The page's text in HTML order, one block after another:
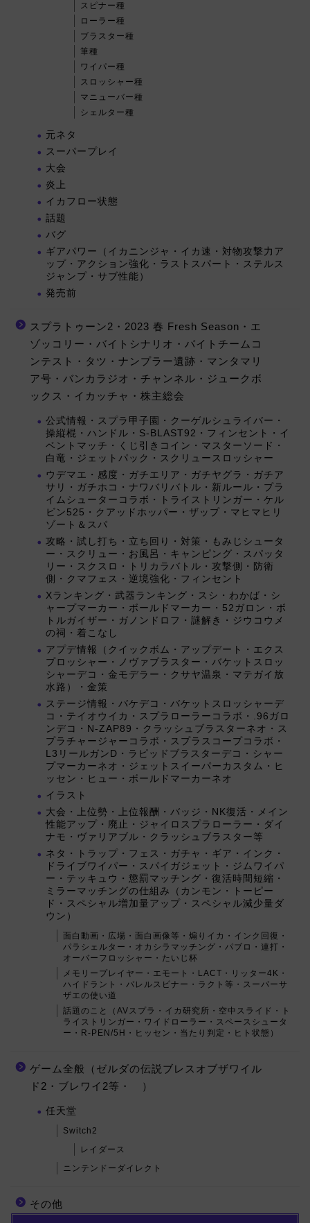
スピナー種
ローラー種
ブラスター種
筆種
ワイパー種
スロッシャー種
マニューバー種
シェルター種
元ネタ
スーパープレイ
大会
炎上
イカフロー状態
話題
バグ
ギアパワー（イカニンジャ・イカ速・対物攻撃力ア
ップ・アクション強化・ラストスパート・ステルス
ジャンプ・サブ性能）
発売前
スプラトゥーン2・2023 春 Fresh Season・エ
ゾッコリー・バイトシナリオ・バイトチームコ
ンテスト・タツ・ナンプラー遺跡・マンタマリ
ア号・バンカラジオ・チャンネル・ジュークボ
ックス・イカッチャ・株主総会
公式情報・スプラ甲子園・クーゲルシュライバー・
操縦棍・ハンドル・S-BLAST92・フィンセント・イ
ベントマッチ・くじ引きコイン・マスターソード・
白竜・ジェットパック・スクリュースロッシャー
ウデマエ・感度・ガチエリア・ガチヤグラ・ガチア
サリ・ガチホコ・ナワバリバトル・新ルール・プラ
イムシューターコラボ・トライストリンガー・ケル
ビン525・クアッドホッパー・ザップ・マヒマヒリ
ゾート＆スパ
攻略・試し打ち・立ち回り・対策・もみじシュータ
ー・スクリュー・お風呂・キャンピング・スパッタ
リー・スクスロ・トリカラバトル・攻撃側・防衛
側・クマフェス・逆境強化・フィンセント
Xランキング・武器ランキング・スシ・わかば・シ
ャープマーカー・ボールドマーカー・52ガロン・ボ
トルガイザー・ガノンドロフ・謎解き・ジウコウメ
の祠・着こなし
アプデ情報（クイックボム・アップデート・エクス
プロッシャー・ノヴァブラスター・バケットスロッ
シャーデコ・金モデラー・クサヤ温泉・マテガイ放
水路）・金策
ステージ情報・バケデコ・バケットスロッシャーデ
コ・テイオウイカ・スプラローラーコラボ・.96ガロ
ンデコ・N-ZAP89・クラッシュブラスターネオ・ス
プラチャージャーコラボ・スプラスコープコラボ・
L3リールガンD・ラピッドブラスターデコ・シャー
プマーカーネオ・ジェットスイーパーカスタム・ヒ
ッセン・ヒュー・ボールドマーカーネオ
イラスト
大会・上位勢・上位報酬・バッジ・NK復活・メイン
性能アップ・廃止・ジャイロスプラローラー・ダイ
ナモ・ヴァリアブル・クラッシュブラスター等
ネタ・トラップ・フェス・ガチャ・ギア・インク・
ドライブワイパー・スパイガジェット・ジムワイパ
ー・テッキュウ・懲罰マッチング・復活時間短縮・
ミラーマッチングの仕組み（カンモン・トーピー
ド・スペシャル増加量アップ・スペシャル減少量ダ
ウン）
面白動画・広場・面白画像等・煽りイカ・インク回復・
パラシェルター・オカシラマッチング・パブロ・連打・
オーバーフロッシャー・たいじ杯
メモリープレイヤー・エモート・LACT・リッター4K・
ハイドラント・バレルスピナー・ラクト等・スーパーサ
ザエの使い道
話題のこと（AVスプラ・イカ研究所・空中スライド・ト
ライストリンガー・ワイドローラー・スペースシュータ
ー・R-PEN/5H・ヒッセン・当たり判定・ヒト状態）
ゲーム全般（ゼルダの伝説ブレスオブザワイル
ド2・ブレワイ2等・ ）
任天堂
Switch2
レイダース
ニンテンドーダイレクト
その他